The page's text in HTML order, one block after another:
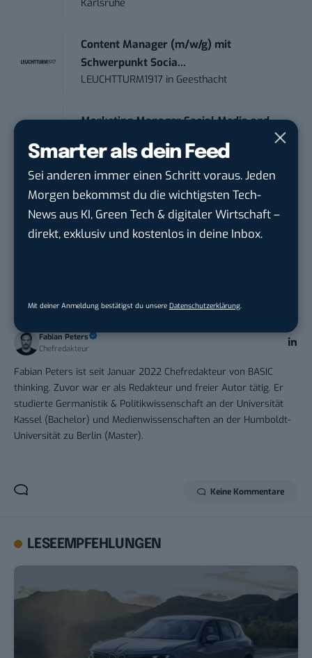
Smarter als dein Feed
Sei anderen immer einen Schritt voraus. Jeden
Morgen bekommst du die wichtigsten Tech-
News aus KI, Green Tech & digitaler Wirtschaft –
direkt, exklusiv und kostenlos in deine Inbox.
Mit deiner Anmeldung bestätigst du unsere Datenschutzerklärung
Karlsruhe
Content Manager (m/w/g) mit
Schwerpunkt Socia...
LEUCHTTURM1917 in Geesthacht
Marketing Manager Social Media and
Content (m...
Wave In Motion GmbH inKöln, Köln
THEMEN: ENERGIEWENDE KÜNSTLICHE INTELLIGENZ
Fabian Peters
Chefredakteur
Fabian Peters ist seit Januar 2022 Chefredakteur von BASIC
thinking. Zuvor war er als Redakteur und freier Autor tätig. Er
studierte Germanistik & Politikwissenschaft an der Universität
Kassel (Bachelor) und Medienwissenschaften an der Humboldt-
Universität zu Berlin (Master).
Keine Kommentare
LESEEMPFEHLUNGEN